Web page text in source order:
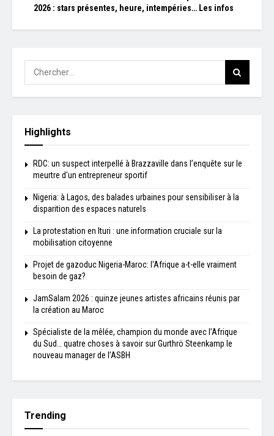
2026 : stars présentes, heure, intempéries… Les infos
Highlights
RDC: un suspect interpellé à Brazzaville dans l’enquête sur le
meurtre d'un entrepreneur sportif
Nigeria: à Lagos, des balades urbaines pour sensibiliser à la
disparition des espaces naturels
La protestation en Ituri : une information cruciale sur la
mobilisation citoyenne
Projet de gazoduc Nigeria-Maroc: l'Afrique a-t-elle vraiment
besoin de gaz?
JamSalam 2026 : quinze jeunes artistes africains réunis par
la création au Maroc
Spécialiste de la mêlée, champion du monde avec l’Afrique
du Sud… quatre choses à savoir sur Gurthrö Steenkamp le
nouveau manager de l’ASBH
Trending